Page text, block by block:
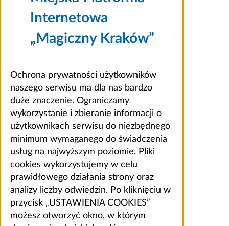
Internetowa
„Magiczny Kraków”
Ochrona prywatności użytkowników
naszego serwisu ma dla nas bardzo
duże znaczenie. Ograniczamy
wykorzystanie i zbieranie informacji o
użytkownikach serwisu do niezbędnego
minimum wymaganego do świadczenia
usług na najwyższym poziomie. Pliki
cookies wykorzystujemy w celu
prawidłowego działania strony oraz
analizy liczby odwiedzin. Po kliknięciu w
przycisk „USTAWIENIA COOKIES”
możesz otworzyć okno, w którym